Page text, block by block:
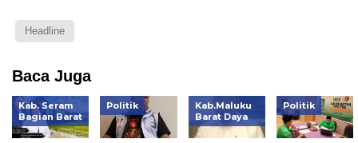
Headline
Baca Juga
Kab. Seram
Bagian Barat
Politik
Kab.Maluku
Barat Daya
Politik